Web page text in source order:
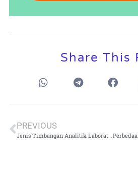
Share This
PREVIOUS
Jenis Timbangan Analitik Laboratorium: Perbedaan dan Kegunaannya di Dunia Sains